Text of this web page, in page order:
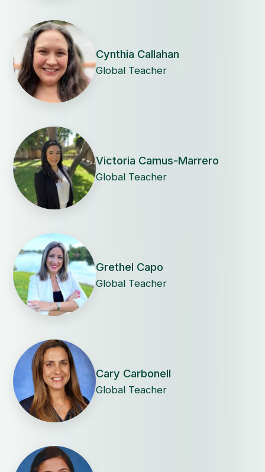
Cynthia Callahan
Global Teacher
Victoria Camus-Marrero
Global Teacher
Grethel Capo
Global Teacher
Cary Carbonell
Global Teacher